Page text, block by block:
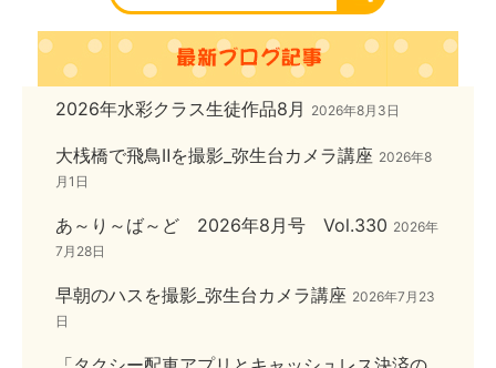
2026年水彩クラス生徒作品8月 2026年8月3日
大桟橋で飛鳥Ⅱを撮影_弥生台カメラ講座 2026年8
月1日
あ～り～ば～ど 2026年8月号 Vol.330 2026年
7月28日
早朝のハスを撮影_弥生台カメラ講座 2026年7月23
日